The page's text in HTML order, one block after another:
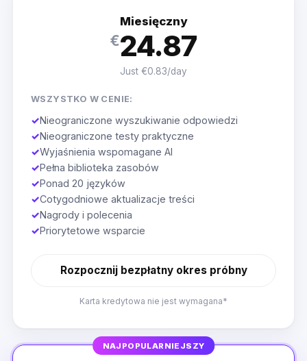
Miesięczny
€24.87
Just €0.83/day
WSZYSTKO W CENIE:
✓Nieograniczone wyszukiwanie odpowiedzi
✓Nieograniczone testy praktyczne
✓Wyjaśnienia wspomagane AI
✓Pełna biblioteka zasobów
✓Ponad 20 języków
✓Cotygodniowe aktualizacje treści
✓Nagrody i polecenia
✓Priorytetowe wsparcie
Rozpocznij bezpłatny okres próbny
Karta kredytowa nie jest wymagana*
NAJPOPULARNIEJSZY